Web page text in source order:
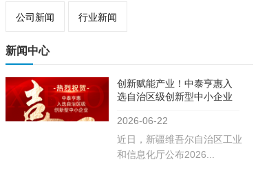
公司新闻 行业新闻
创新赋能产业！中泰亨惠入
选自治区级创新型中小企业
2026-06-22
近日，新疆维吾尔自治区工业
和信息化厅公布2026...
新闻中心